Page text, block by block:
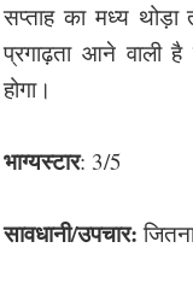
सप्ताह का मध्य
प्रगाढ़ता आने वाली
होगा।
भाग्यस्टार: 3/5
सावधानी/उपचार: